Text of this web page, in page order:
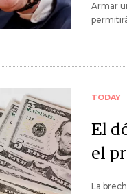
Armar
TODAY
El
el
La